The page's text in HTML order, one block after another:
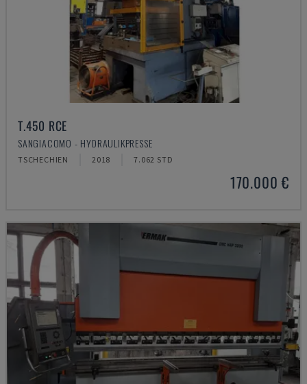
T.450 RCE
SANGIACOMO - HYDRAULIKPRESSE
TSCHECHIEN 2018 7.062 STD
170.000 €